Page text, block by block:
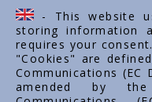
Контакт
Кариера
- This website
storing information
requires your consent.
"Cookies" are
Communications (EC
amended by